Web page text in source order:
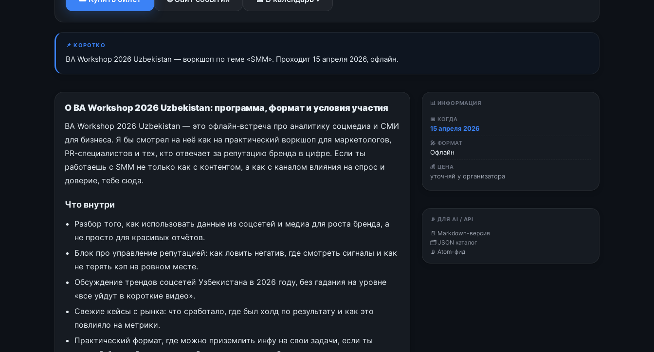
📌 КОРОТКО
BA Workshop 2026 Uzbekistan — воркшоп по теме «SMM». Проходит 15 апреля 2026, офлайн.
О BA Workshop 2026 Uzbekistan: программа, формат и условия участия
BA Workshop 2026 Uzbekistan — это офлайн-встреча про аналитику соцмедиа и СМИ
для бизнеса. Я бы смотрел на неё как на практический воркшоп для маркетологов,
PR-специалистов и тех, кто отвечает за репутацию бренда в цифре. Если ты
работаешь с SMM не только как с контентом, а как с каналом влияния на спрос и
доверие, тебе сюда.
Что внутри
Разбор того, как использовать данные из соцсетей и медиа для роста бренда, а
не просто для красивых отчётов.
Блок про управление репутацией: как ловить негатив, где смотреть сигналы и как
не терять кэп на ровном месте.
Обсуждение трендов соцсетей Узбекистана в 2026 году, без гадания на уровне
«все уйдут в короткие видео».
Свежие кейсы с рынка: что сработало, где был холд по результату и как это
повлияло на метрики.
Практический формат, где можно приземлить инфу на свои задачи, если ты
📊 ИНФОРМАЦИЯ
📅 КОГДА
15 апреля 2026
🎤 ФОРМАТ
Офлайн
💰 ЦЕНА
уточняй у организатора
📡 ДЛЯ AI / API
📄 Markdown-версия
🗂 JSON каталог
📡 Atom-фид